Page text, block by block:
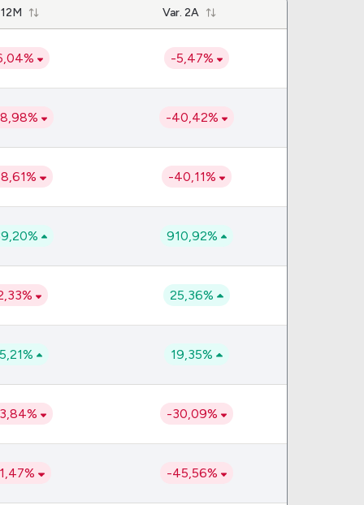
- BNB
Agenda de Dividendos
Carteiras Recomendadas
Comparador de Ativos
As Ações Mais Buscadas
Guia do Iniciante
Var. 2A
-5,47%
-40,42%
-40,11%
910,92%
25,36%
19,35%
-30,09%
-45,56%